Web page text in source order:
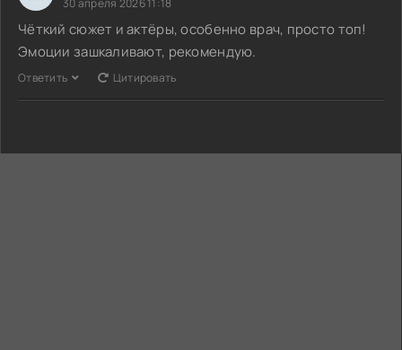
Чёткий сюжет и актёры, особенно врач, просто топ!
Эмоции зашкаливают, рекомендую.
Ответить Цитировать